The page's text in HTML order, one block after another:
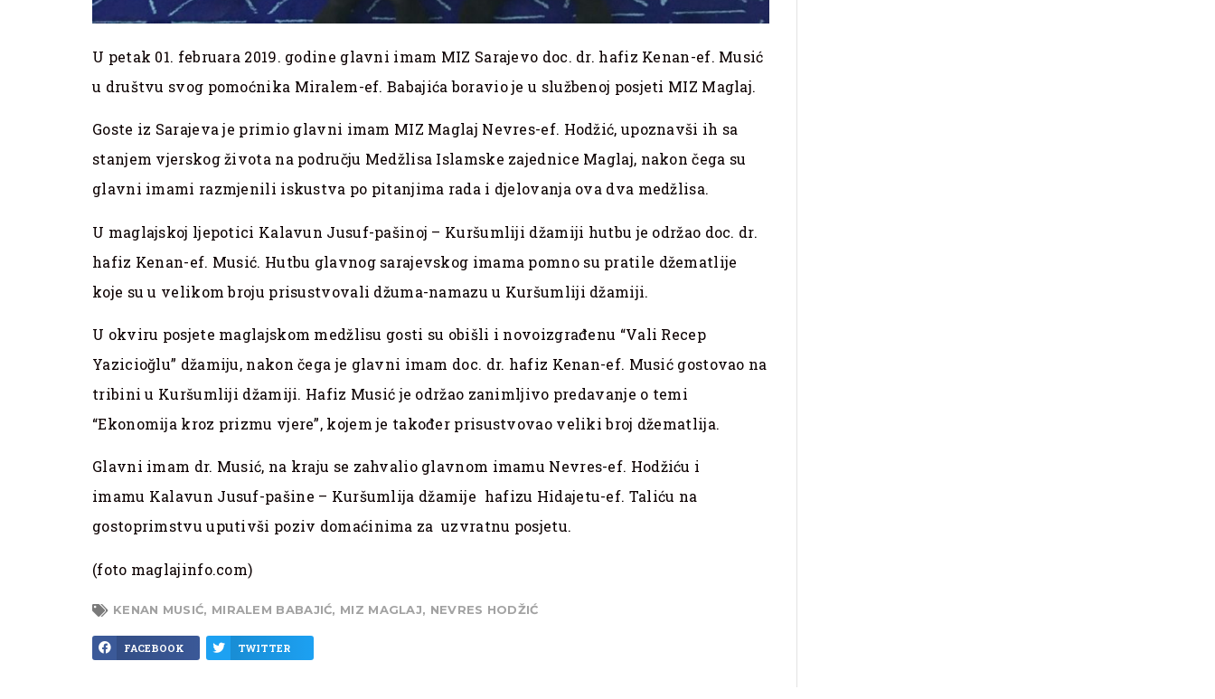
U petak 01. februara 2019. godine glavni imam MIZ Sarajevo doc. dr. hafiz Kenan-ef. Musić
u društvu svog pomoćnika Miralem-ef. Babajića boravio je u službenoj posjeti MIZ Maglaj.
Goste iz Sarajeva je primio glavni imam MIZ Maglaj Nevres-ef. Hodžić, upoznavši ih sa
stanjem vjerskog života na području Medžlisa Islamske zajednice Maglaj, nakon čega su
glavni imami razmjenili iskustva po pitanjima rada i djelovanja ova dva medžlisa.
U maglajskoj ljepotici Kalavun Jusuf-pašinoj – Kuršumliji džamiji hutbu je održao doc. dr.
hafiz Kenan-ef. Musić. Hutbu glavnog sarajevskog imama pomno su pratile džematlije
koje su u velikom broju prisustvovali džuma-namazu u Kuršumliji džamiji.
U okviru posjete maglajskom medžlisu gosti su obišli i novoizgrađenu “Vali Recep
Yazicioğlu” džamiju, nakon čega je glavni imam doc. dr. hafiz Kenan-ef. Musić gostovao na
tribini u Kuršumliji džamiji. Hafiz Musić je održao zanimljivo predavanje o temi
“Ekonomija kroz prizmu vjere”, kojem je također prisustvovao veliki broj džematlija.
Glavni imam dr. Musić, na kraju se zahvalio glavnom imamu Nevres-ef. Hodžiću i
imamu Kalavun Jusuf-pašine – Kuršumlija džamije hafizu Hidajetu-ef. Taliću na
gostoprimstvu uputivši poziv domaćinima za uzvratnu posjetu.
(foto maglajinfo.com)
KENAN MUSIĆ, MIRALEM BABAJIĆ, MIZ MAGLAJ, NEVRES HODŽIĆ
FACEBOOK TWITTER